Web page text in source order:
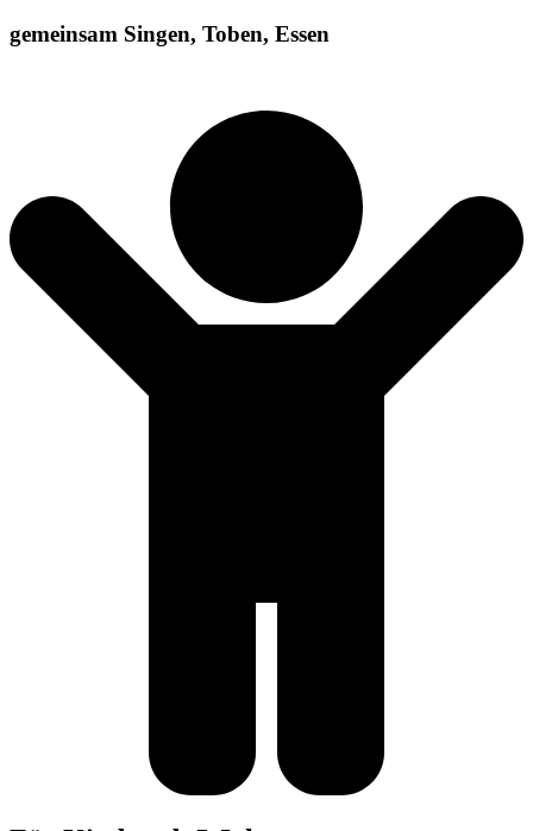
gemeinsam Singen, Toben, Essen